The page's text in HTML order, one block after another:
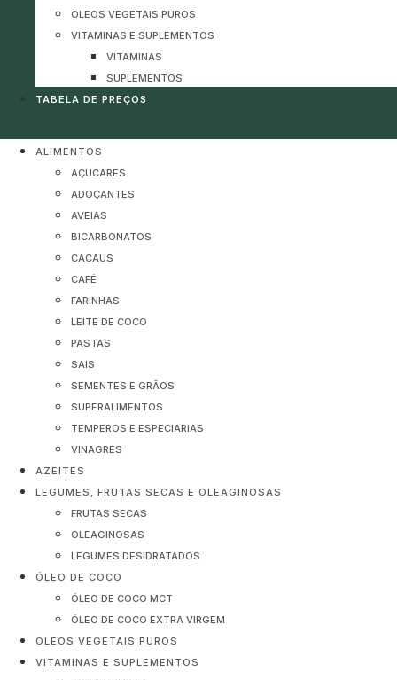
OLEOS VEGETAIS PUROS
VITAMINAS E SUPLEMENTOS
VITAMINAS
SUPLEMENTOS
TABELA DE PREÇOS
ALIMENTOS
AÇUCARES
ADOÇANTES
AVEIAS
BICARBONATOS
CACAUS
CAFÉ
FARINHAS
LEITE DE COCO
PASTAS
SAIS
SEMENTES E GRÃOS
SUPERALIMENTOS
TEMPEROS E ESPECIARIAS
VINAGRES
AZEITES
LEGUMES, FRUTAS SECAS E OLEAGINOSAS
FRUTAS SECAS
OLEAGINOSAS
LEGUMES DESIDRATADOS
ÓLEO DE COCO
ÓLEO DE COCO MCT
ÓLEO DE COCO EXTRA VIRGEM
OLEOS VEGETAIS PUROS
VITAMINAS E SUPLEMENTOS